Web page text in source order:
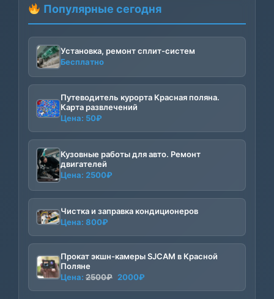
Популярные сегодня
Установка, ремонт сплит-систем
Бесплатно
Путеводитель курорта Красная поляна.
Карта развлечений
Цена: 50₽
Кузовные работы для авто. Ремонт
двигателей
Цена: 2500₽
Чистка и заправка кондиционеров
Цена: 800₽
Прокат экшн-камеры SJCAM в Красной
Поляне
Цена: 2500₽ Первоначальная
2000₽